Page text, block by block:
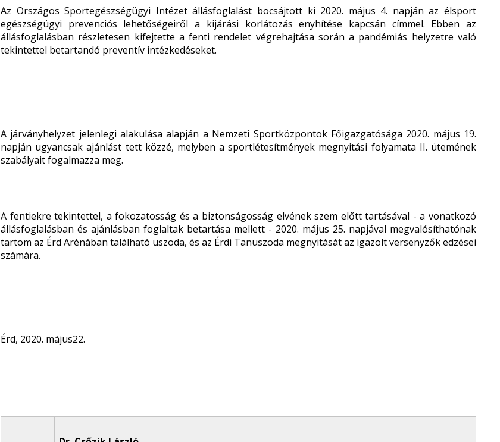
Az Országos Sportegészségügyi Intézet állásfoglalást bocsájtott ki 2020. május 4. napján az élsport
egészségügyi prevenciós lehetőségeiről a kijárási korlátozás enyhítése kapcsán címmel. Ebben az
állásfoglalásban részletesen kifejtette a fenti rendelet végrehajtása során a pandémiás helyzetre való
tekintettel betartandó preventív intézkedéseket.
A járványhelyzet jelenlegi alakulása alapján a Nemzeti Sportközpontok Főigazgatósága 2020. május 19.
napján ugyancsak ajánlást tett közzé, melyben a sportlétesítmények megnyitási folyamata II. ütemének
szabályait fogalmazza meg.
A fentiekre tekintettel, a fokozatosság és a biztonságosság elvének szem előtt tartásával - a vonatkozó
állásfoglalásban és ajánlásban foglaltak betartása mellett - 2020. május 25. napjával megvalósíthatónak
tartom az Érd Arénában található uszoda, és az Érdi Tanuszoda megnyitását az igazolt versenyzők edzései
számára.
Érd, 2020. május22.